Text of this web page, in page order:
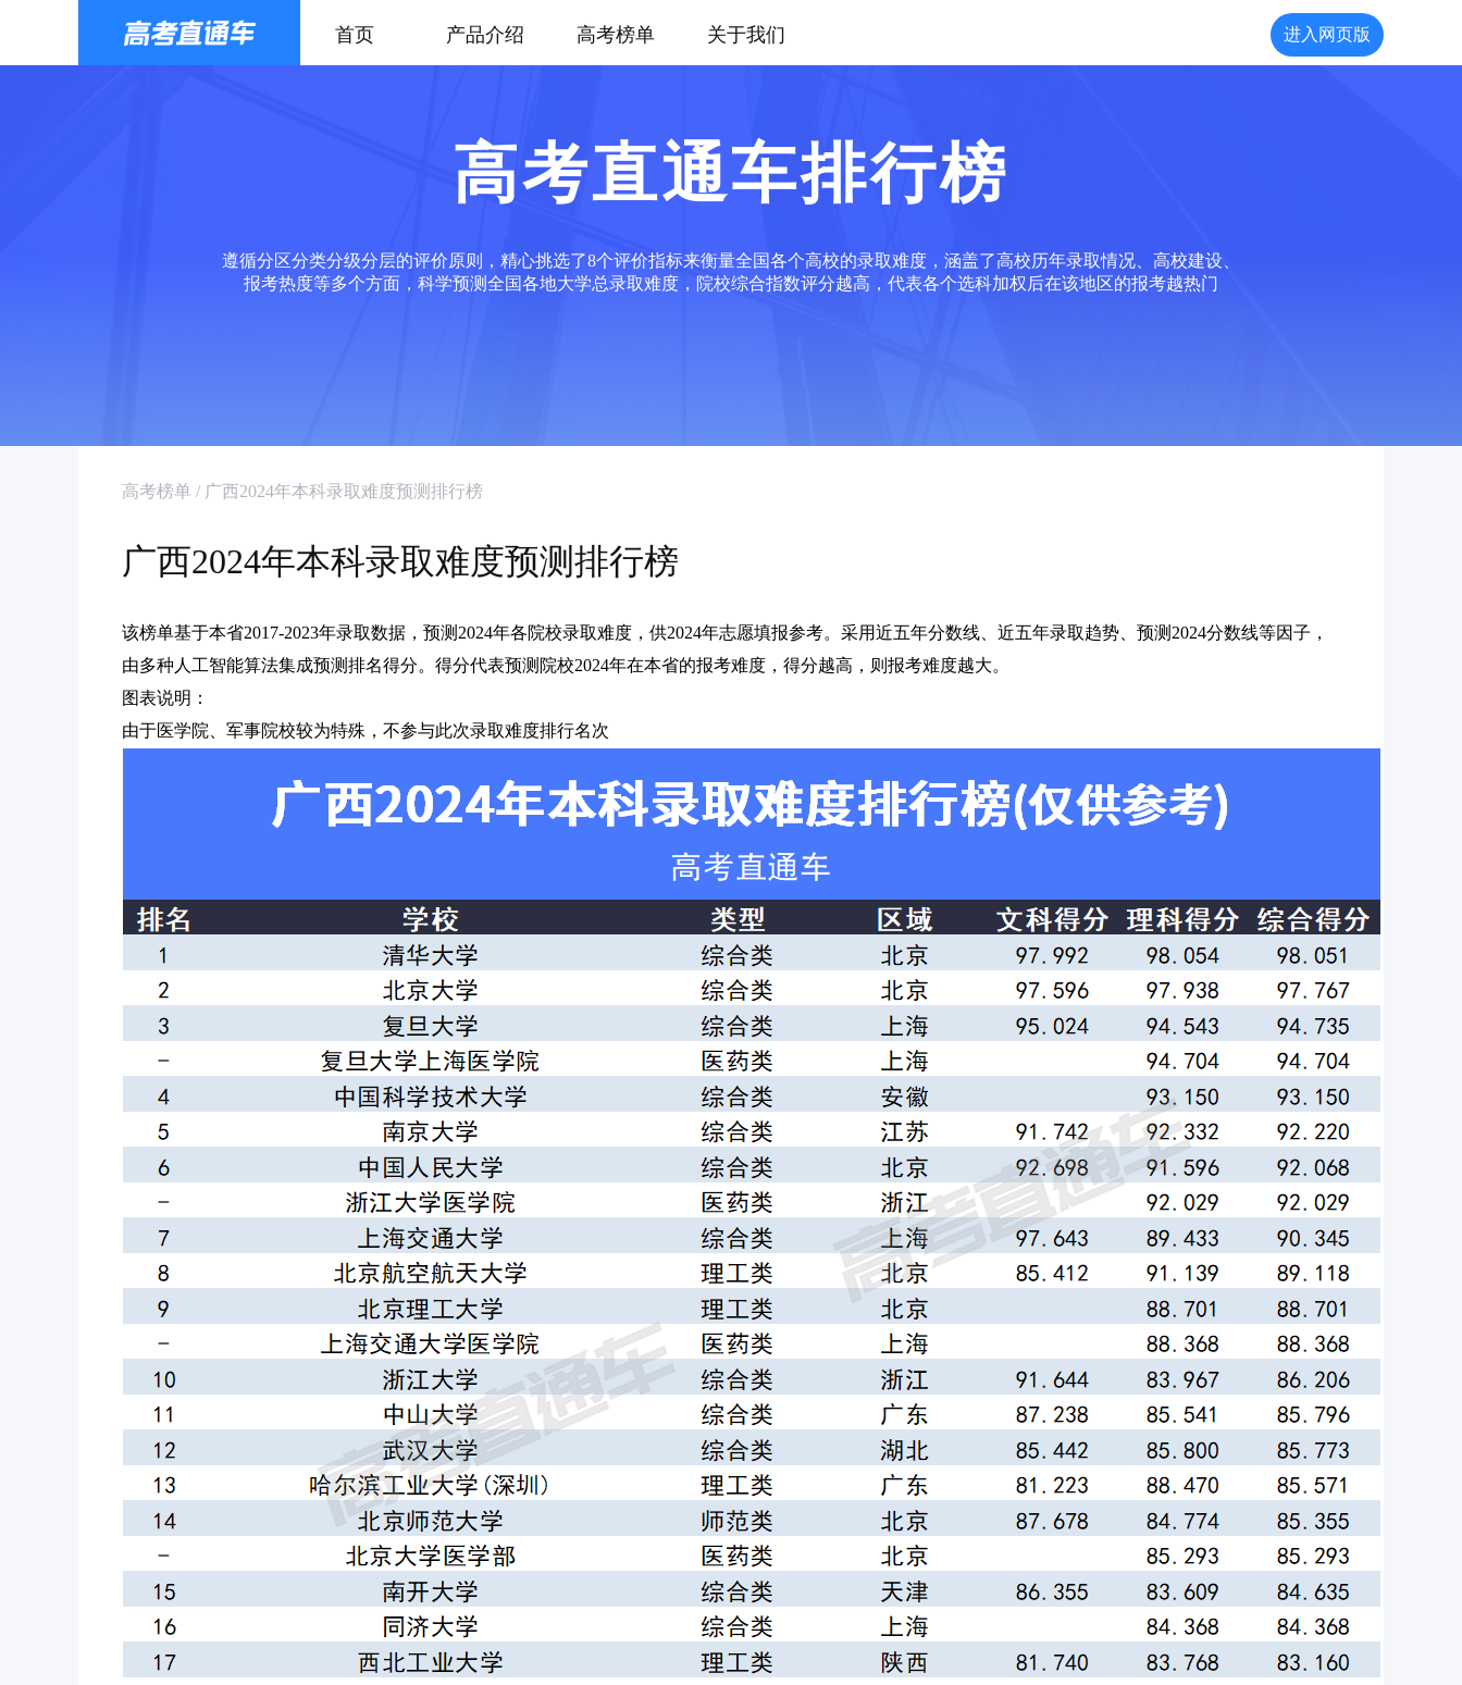
首页 产品介绍 高考榜单 关于我们 进入网页版
高考直通车排行榜
遵循分区分类分级分层的评价原则，精心挑选了8个评价指标来衡量全国各个高校的录取难度，涵盖了高校历年录取情况、高校建设、
报考热度等多个方面，科学预测全国各地大学总录取难度，院校综合指数评分越高，代表各个选科加权后在该地区的报考越热门
高考榜单 / 广西2024年本科录取难度预测排行榜
广西2024年本科录取难度预测排行榜
该榜单基于本省2017-2023年录取数据，预测2024年各院校录取难度，供2024年志愿填报参考。采用近五年分数线、近五年录取趋势、预测2024分数线等因子，
由多种人工智能算法集成预测排名得分。得分代表预测院校2024年在本省的报考难度，得分越高，则报考难度越大。
图表说明：
由于医学院、军事院校较为特殊，不参与此次录取难度排行名次